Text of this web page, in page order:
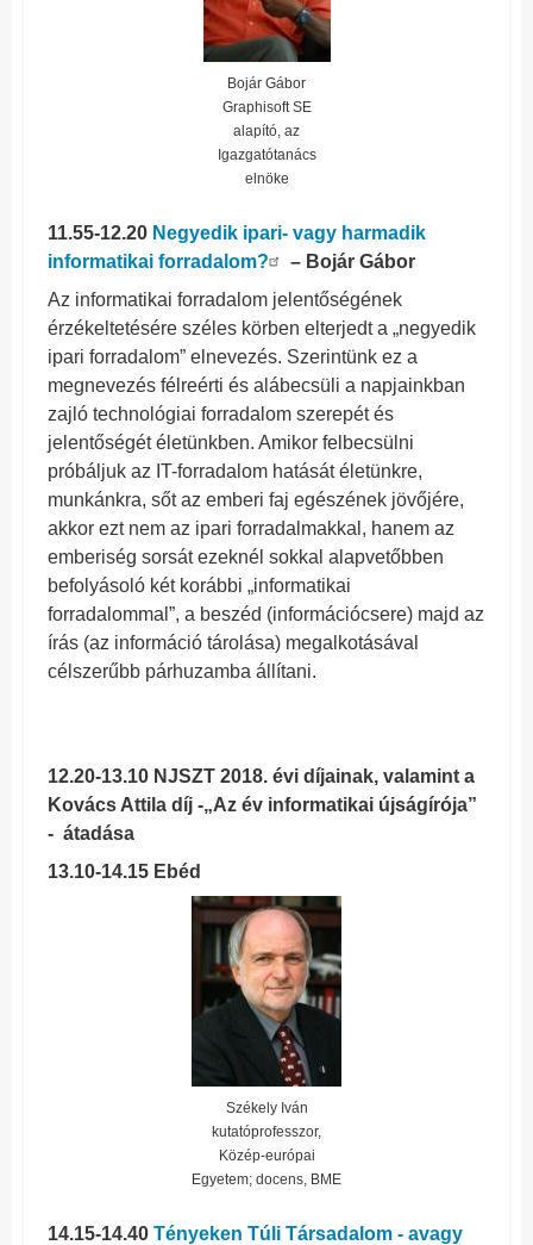
Bojár Gábor
Graphisoft SE
alapító, az
Igazgatótanács
elnöke
11.55-12.20 Negyedik ipari- vagy harmadik
informatikai forradalom?
– Bojár Gábor
Az informatikai forradalom jelentőségének
érzékeltetésére széles körben elterjedt a „negyedik
ipari forradalom” elnevezés. Szerintünk ez a
megnevezés félreérti és alábecsüli a napjainkban
zajló technológiai forradalom szerepét és
jelentőségét életünkben. Amikor felbecsülni
próbáljuk az IT-forradalom hatását életünkre,
munkánkra, sőt az emberi faj egészének jövőjére,
akkor ezt nem az ipari forradalmakkal, hanem az
emberiség sorsát ezeknél sokkal alapvetőbben
befolyásoló két korábbi „informatikai
forradalommal”, a beszéd (információcsere) majd az
írás (az információ tárolása) megalkotásával
célszerűbb párhuzamba állítani.
12.20-13.10 NJSZT 2018. évi díjainak, valamint a
Kovács Attila díj -„Az év informatikai újságírója”
- átadása
13.10-14.15 Ebéd
Székely Iván
kutatóprofesszor,
Közép-európai
Egyetem; docens, BME
14.15-14.40 Tényeken Túli Társadalom - avagy